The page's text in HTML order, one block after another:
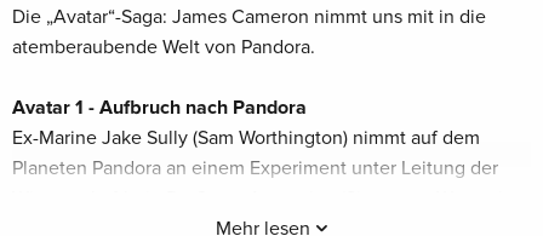
Englisch · UK Version
Blu-rays
CHF 66.90
Mehr lesen
Die „Avatar“-Saga: James Cameron nimmt uns mit in die
atemberaubende Welt von Pandora.
Avatar 1 - Aufbruch nach Pandora
Ex-Marine Jake Sully (Sam Worthington) nimmt auf dem
Planeten Pandora an einem Experiment unter Leitung der
teil. Als er sich im genetisch manipulierten Körper der